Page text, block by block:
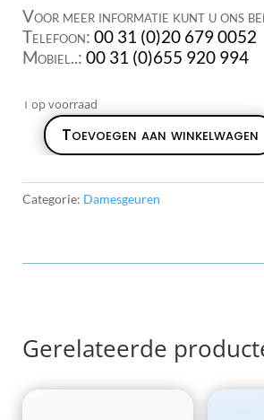
Voor meer informatie kunt u ons
Telefoon: 00 31 (0)20 679 0052
Mobiel..: 00 31 (0)655 920 994
1 op voorraad
Paco
XS
EDT
Toevoegen aan winkelwagen
Categorie: Damesgeuren
Gerelateerde